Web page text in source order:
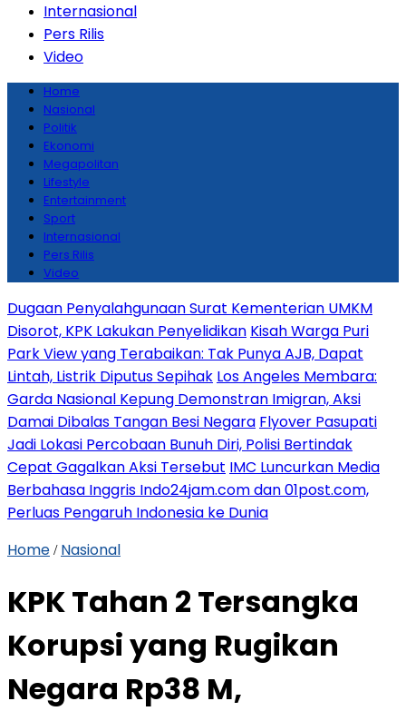
Internasional
Pers Rilis
Video
Home
Nasional
Politik
Ekonomi
Megapolitan
Lifestyle
Entertainment
Sport
Internasional
Pers Rilis
Video
Dugaan Penyalahgunaan Surat Kementerian UMKM
Disorot, KPK Lakukan Penyelidikan Kisah Warga Puri
Park View yang Terabaikan: Tak Punya AJB, Dapat
Lintah, Listrik Diputus Sepihak Los Angeles Membara:
Garda Nasional Kepung Demonstran Imigran, Aksi
Damai Dibalas Tangan Besi Negara Flyover Pasupati
Jadi Lokasi Percobaan Bunuh Diri, Polisi Bertindak
Cepat Gagalkan Aksi Tersebut IMC Luncurkan Media
Berbahasa Inggris Indo24jam.com dan 01post.com,
Perluas Pengaruh Indonesia ke Dunia
Home / Nasional
KPK Tahan 2 Tersangka
Korupsi yang Rugikan
Negara Rp38 M,